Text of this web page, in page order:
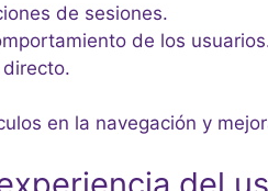
de sesiones.
de los
en la navegación y